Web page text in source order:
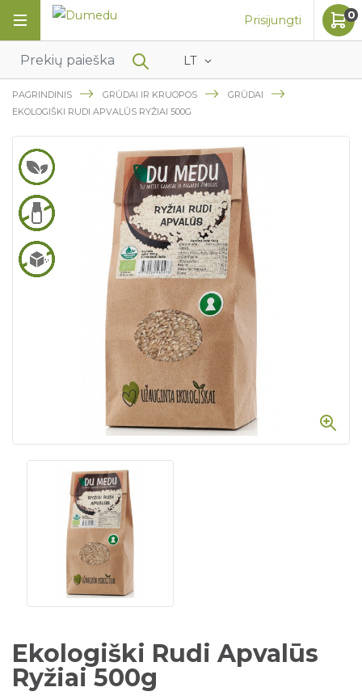
LT
Prisijungti 0
PAGRINDINIS GRŪDAI IR KRUOPOS
GRŪDAI
EKOLOGIŠKI RUDI APVALŪS RYŽIAI 500G
Ekologiški Rudi Apvalūs
Ryžiai 500g